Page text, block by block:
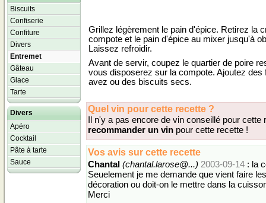
Biscuits
Confiserie
Confiture
Divers
Entremet
Gâteau
Glace
Tarte
Divers
Apéro
Cocktail
Pâte à tarte
Sauce
Grillez légèrement le pain d'épice. Retirez la
compote et le pain d'épice au mixer jusqu'à
Laissez refroidir.
Avant de servir, coupez le quartier de poire
vous disposerez sur la compote. Ajoutez
avez ou des biscuits secs.
Quel vin pour cette recette ?
Il n'y a pas encore de vin conseillé pour
recommander un vin pour cette recette !
Vos avis sur cette recette
Chantal (chantal.larose@...) 2003-09-14 : la
Seuelement je me demande que vient faire
décoration ou doit-on le mettre dans la
Merci